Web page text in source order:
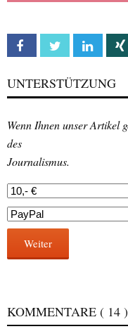
Facebook Twitter Linkedin
UNTERSTÜTZUNG
Wenn Ihnen unser Artikel
des
Journalismus.
Weiter
KOMMENTARE ( 14 )